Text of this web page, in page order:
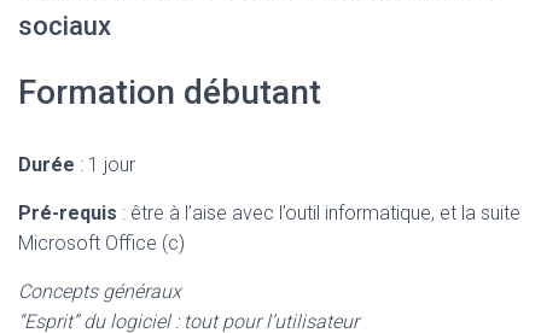
sociaux
Formation débutant
Durée : 1 jour
Pré-requis : être à l’aise avec l’outil informatique, et la suite
Microsoft Office (c)
Concepts généraux
“Esprit” du logiciel : tout pour l’utilisateur